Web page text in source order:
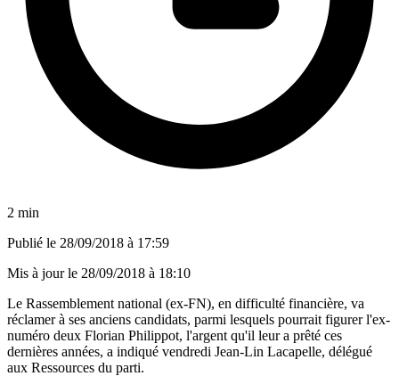
2 min
Publié le 28/09/2018 à 17:59
Mis à jour le 28/09/2018 à 18:10
Le Rassemblement national (ex-FN), en difficulté financière, va
réclamer à ses anciens candidats, parmi lesquels pourrait figurer l'ex-
numéro deux Florian Philippot, l'argent qu'il leur a prêté ces
dernières années, a indiqué vendredi Jean-Lin Lacapelle, délégué
aux Ressources du parti.